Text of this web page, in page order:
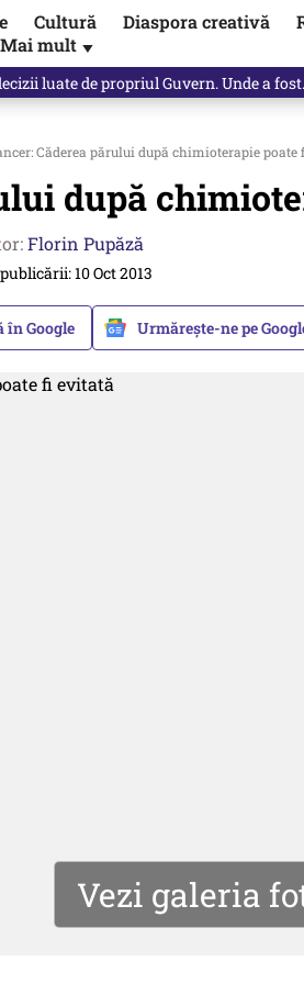
Cultură Diaspora creativă
Mai mult ▼
video
Căderea părului după chimioterapie poate
după
Florin Pupăză
10 Oct 2013
în Google Urmărește-ne pe
Vezi galeria